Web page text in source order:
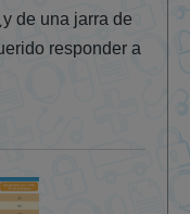
de una jarra de
responder a